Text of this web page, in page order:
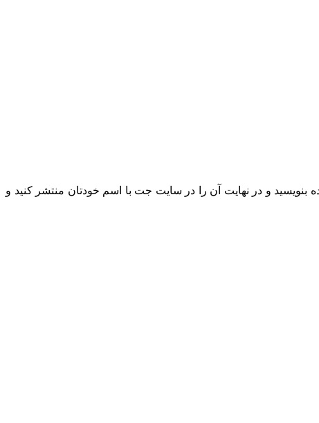
بنویسید و در نهایت آن را در سایت جت با اسم خودتان منتشر کنید و